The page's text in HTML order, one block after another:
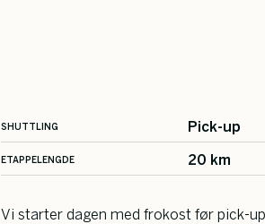
SHUTTLING Pick-up
ETAPPELENGDE 20 km
Vi starter dagen med frokost før pick-